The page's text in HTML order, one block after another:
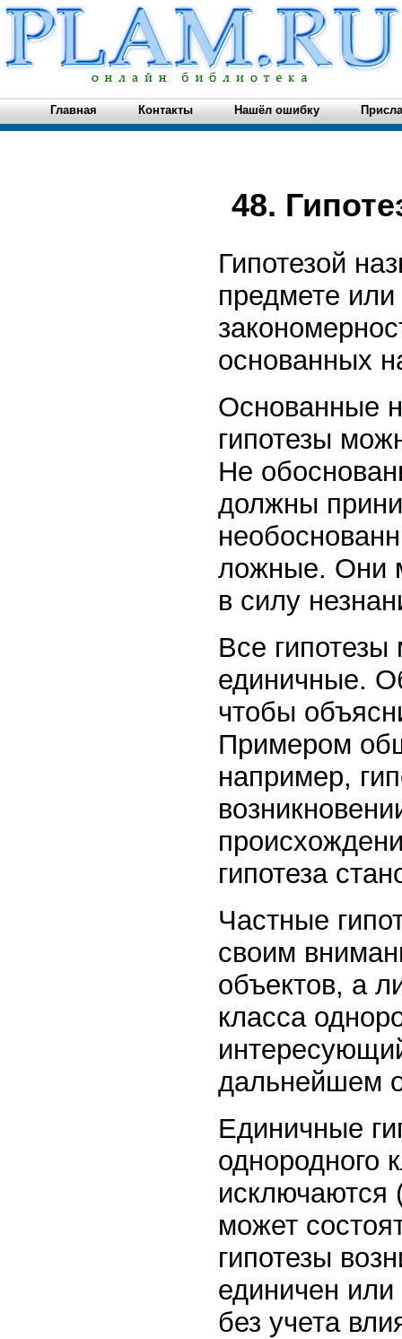
Главная Контакты Нашёл ошибку
48.
Гипотезой
предмете или
основанных
Основанные
гипотезы
Не
должны
ложные. Они
в силу
Все
единичные.
чтобы
Примером
например,
гипотеза
Частные
своим
объектов, а
класса
дальнейшем
Единичные
однородного
исключаются
может
гипотезы
единичен или
без учета